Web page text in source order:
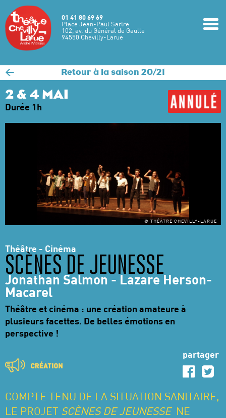
Aller au contenu principal
01 41 80 69 69
Place Jean-Paul Sartre
102, av. du Général de Gaulle
94550 Chevilly-Larue
< Retour à la saison 20/21
2 & 4 MAI
Durée 1h
© THÉÂTRE CHEVILLY-LARUE
Théâtre - Cinéma
SCÈNES DE JEUNESSE
Jonathan Salmon - Lazare Herson-
Macarel
Théâtre et cinéma : une création amateure à
plusieurs facettes. De belles émotions en
perspective !
partager
COMPTE TENU DE LA SITUATION SANITAIRE,
LE PROJET SCÈNES DE JEUNESSENE